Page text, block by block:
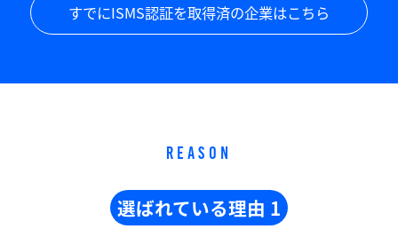
すでにISMS認証を取得済の企業はこちら
REASON
選ばれている理由 1